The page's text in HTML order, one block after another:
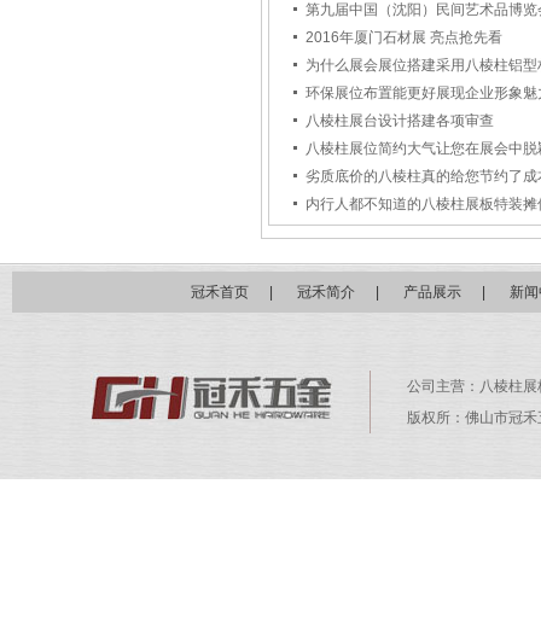
第九届中国（沈阳）民间艺术品博览
2016年厦门石材展 亮点抢先看
为什么展会展位搭建采用八棱柱铝型
环保展位布置能更好展现企业形象魅
八棱柱展台设计搭建各项审查
八棱柱展位简约大气让您在展会中脱
劣质底价的八棱柱真的给您节约了成
内行人都不知道的八棱柱展板特装
冠禾首页 冠禾简介 产品展示 新
公司主营： 八棱柱展
版权所：佛山市冠